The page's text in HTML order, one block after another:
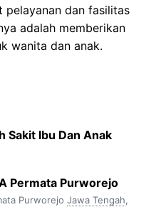
dan fasilitas
adalah memberikan
wanita dan anak.
Sakit Ibu Dan Anak
Permata Purworejo
Purworejo Jawa Tengah,